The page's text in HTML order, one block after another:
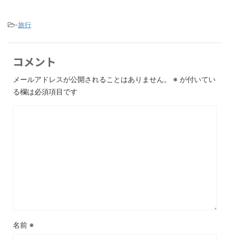
-旅行
コメント
メールアドレスが公開されることはありません。 ※ が付いてい
る欄は必須項目です
名前 ※